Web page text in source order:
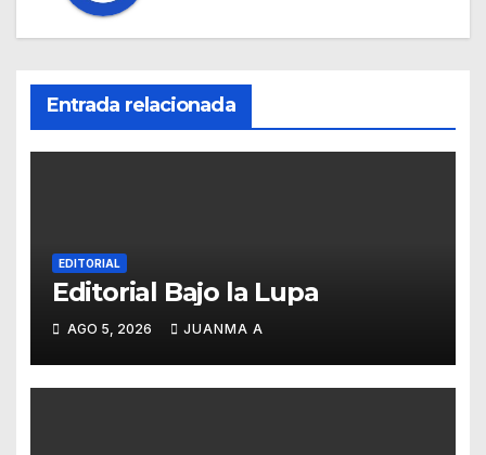
Entrada relacionada
EDITORIAL
Editorial Bajo la Lupa
AGO 5, 2026 JUANMA A